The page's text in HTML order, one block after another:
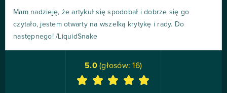
Mam nadzieję, że artykuł się spodobał i dobrze się go
czytało, jestem otwarty na wszelką krytykę i rady. Do
następnego! /LiquidSnake
5.0(głosów:16)